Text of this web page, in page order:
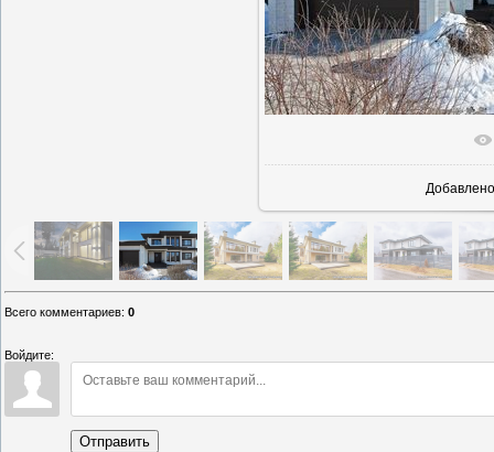
В
Добавлено
Всего комментариев: 0
Войдите:
Отправить